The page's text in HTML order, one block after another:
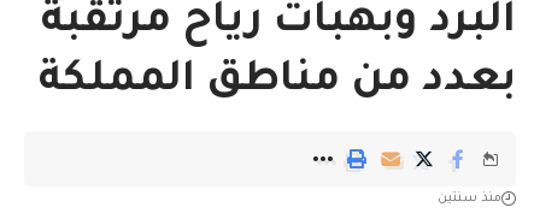
البرد وبهبات رياح مرتقبة
بعدد من مناطق المملكة
منذ سنتين